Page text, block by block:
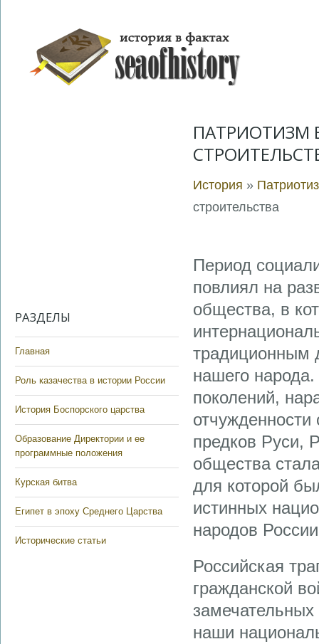
РАЗДЕЛЫ
Главная
Роль казачества в истории России
История Боспорского царства
Образование Директории и ее
программные положения
Курская битва
Египет в эпоху Среднего Царства
Исторические статьи
ПАТРИОТИЗМ
История »
строительства
Период
повлиял на
общества, в
традиционным
нашего
поколений,
отчужденности
предков Руси,
общества
для которой
истинных
народов
Российская
гражданской
наши